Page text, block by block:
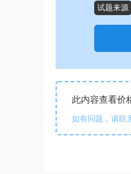
试题来源
此内容查看价
如有问题，请联